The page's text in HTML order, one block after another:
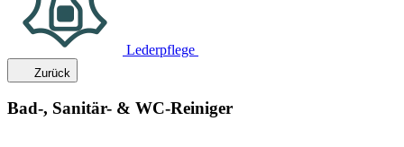
Lederpflege
Zurück
Bad-, Sanitär- & WC-Reiniger